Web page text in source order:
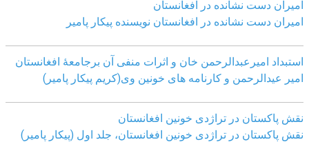
امیران دست نشانده در افغانستان
امیران دست نشانده در افغانستان نویسنده پیکار پامیر
استبداد امیرعبدالرحمن خان و اثرات منفی آن برجامعۀ افغانستان
امیر عیدالرحمن و کارنامه های خونین وی(کریم پیکار پامیر)
نقش پاکستان در تراژدی خونین افغانستان
نقش پاکستان در تراژدی خونین افغانستان، جلد اول (پیکار پامیر)